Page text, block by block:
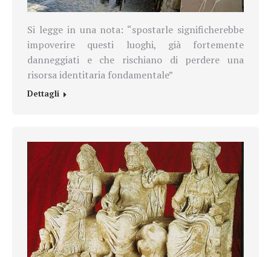
Si legge in una nota: “spostarle significherebbe
impoverire questi luoghi, già fortemente
danneggiati e che rischiano di perdere una
risorsa identitaria fondamentale”
Dettagli